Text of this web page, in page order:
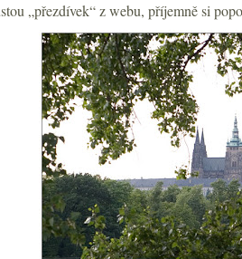
„přezdívek“ z webu, příjemně si